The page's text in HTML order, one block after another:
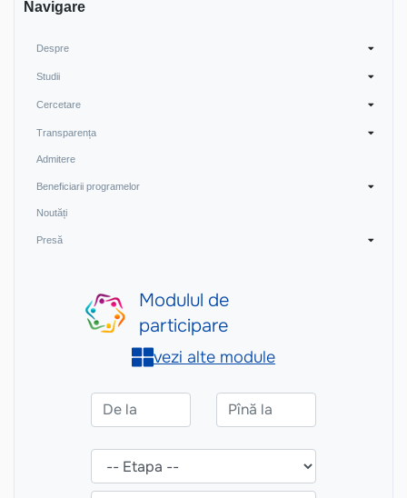
Navigare
Despre
Studii
Cercetare
Transparența
Admitere
Beneficiarii programelor
Noutăți
Presă